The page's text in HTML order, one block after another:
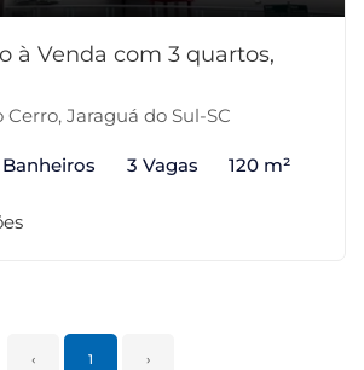
à Venda com 3 quartos,
Cerro, Jaraguá do Sul-SC
3 Vagas 120 m²
‹ 1 ›